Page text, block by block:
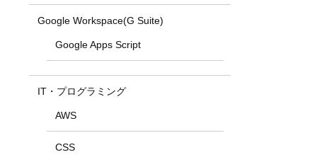
Google Workspace(G Suite)
Google Apps Script
IT・プログラミング
AWS
CSS